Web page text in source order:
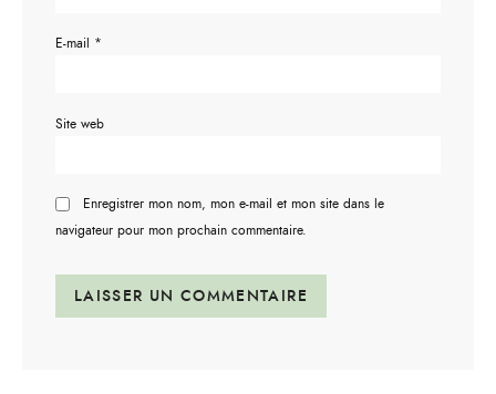
E-mail *
Site web
Enregistrer mon nom, mon e-mail et mon site dans le
navigateur pour mon prochain commentaire.